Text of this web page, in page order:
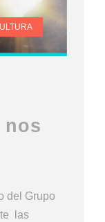
nos
del Grupo
las